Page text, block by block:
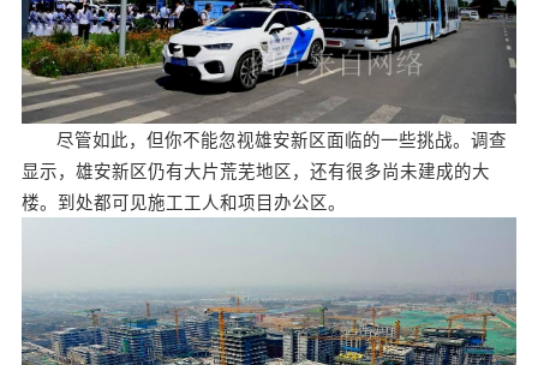
尽管如此，但你不能忽视雄安新区面临的一些挑战。调查
显示，雄安新区仍有大片荒芜地区，还有很多尚未建成的大
楼。到处都可见施工工人和项目办公区。